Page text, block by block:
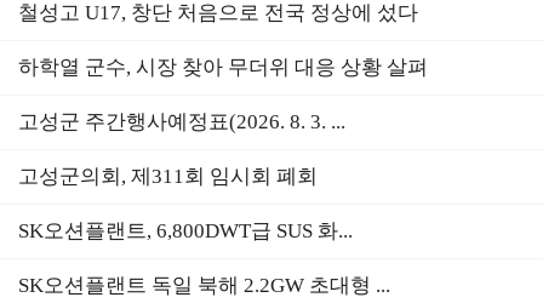
철성고 U17, 창단 처음으로 전국 정상에 섰다
하학열 군수, 시장 찾아 무더위 대응 상황 살펴
고성군 주간행사예정표(2026. 8. 3. ...
고성군의회, 제311회 임시회 폐회
SK오션플랜트, 6,800DWT급 SUS 화...
SK오션플랜트 독일 북해 2.2GW 초대형 ...